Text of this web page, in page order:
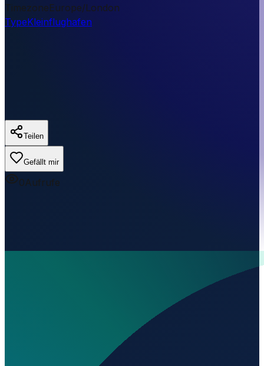
TimezoneEurope/London
TypeKleinflughafen
Teilen
Gefällt mir
0Aufrufe